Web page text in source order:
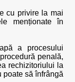
cu privire la mai
menționate în
a procesului
penală,
rechizitoriului la
poate să înfrângă